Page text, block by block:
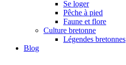
Se loger
Pêche à pied
Faune et flore
Culture bretonne
Légendes bretonnes
Blog